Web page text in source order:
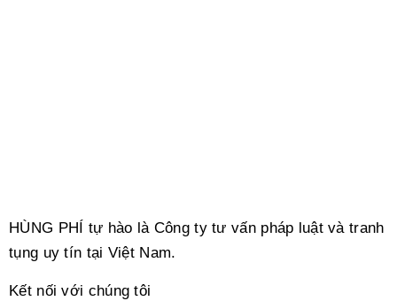
HÙNG PHÍ tự hào là Công ty tư vấn pháp luật và tranh
tụng uy tín tại Việt Nam.
Kết nối với chúng tôi